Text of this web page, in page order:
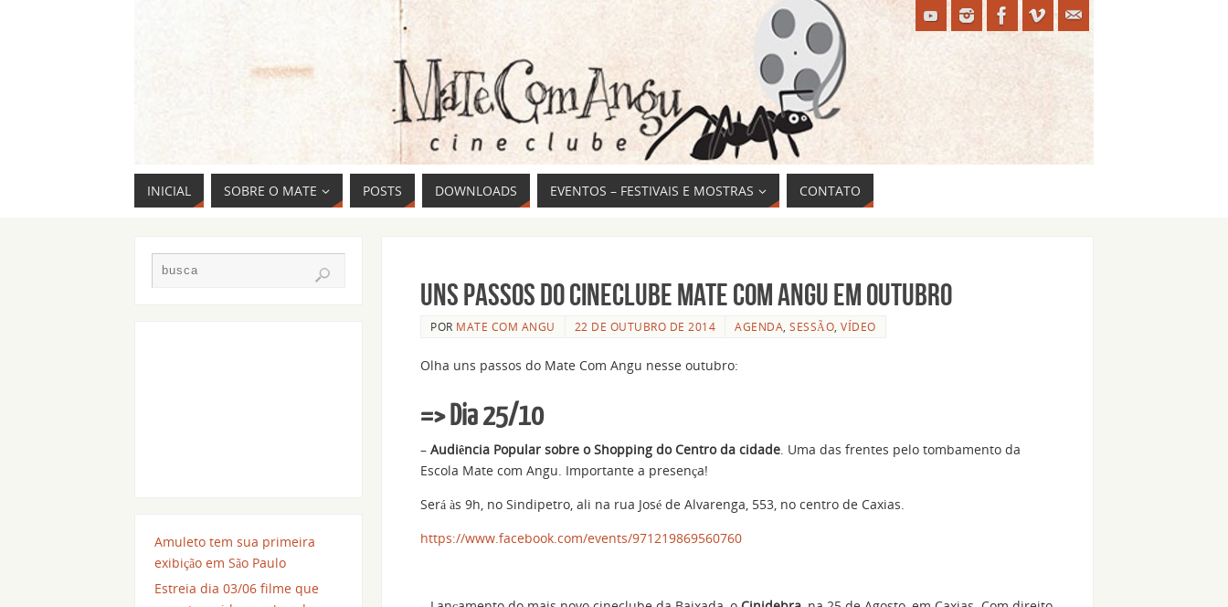
INICIAL SOBRE O MATE POSTS DOWNLOADS EVENTOS – FESTIVAIS E MOSTRAS CONTATO
Uns passos do cineclube Mate Com Angu em outubro
POR MATE COM ANGU 22 DE OUTUBRO DE 2014 AGENDA SESSÃO VÍDEO
Olha uns passos do Mate Com Angu nesse outubro:
=> Dia 25/10
– Audiência Popular sobre o Shopping do Centro da cidade. Uma das frentes pelo tombamento da
Escola Mate com Angu. Importante a presença!
Será às 9h, no Sindipetro, ali na rua José de Alvarenga, 553, no centro de Caxias.
https://www.facebook.com/events/971219869560760
Amuleto tem sua primeira
exibição em São Paulo
Estreia dia 03/06 filme que